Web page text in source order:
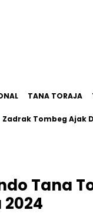
TANA TORAJA
Tombeg Ajak
Tana